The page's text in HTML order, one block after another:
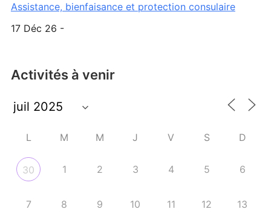
Assistance, bienfaisance et protection consulaire
17 Déc 26 -
Activités à venir
L M M J V S D
30 1 2 3 4 5 6
7 8 9 10 11 12 13